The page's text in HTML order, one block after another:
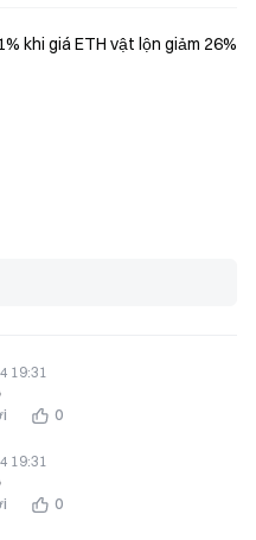
khi giá ETH vật lộn giảm 26%
19:31
0
19:31
0